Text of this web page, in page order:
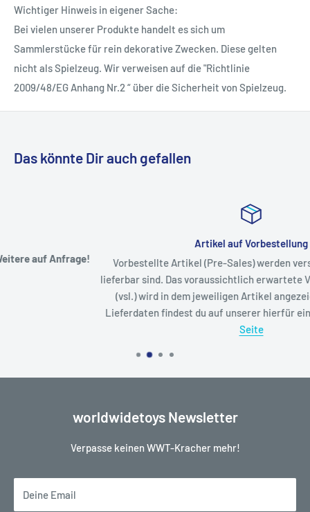
Wichtiger Hinweis in eigener Sache:
Bei vielen unserer Produkte handelt es sich um
Sammlerstücke für rein dekorative Zwecken. Diese gelten
nicht als Spielzeug. Wir verweisen auf die "Richtlinie
2009/48/EG Anhang Nr.2 “ über die Sicherheit von Spielzeug.
Das könnte Dir auch gefallen
Artikel auf Vorbestellung
Vorbestellte Artikel (Pre-Sales) werden versendet, sobald Sie
lieferbar sind. Das voraussichtlich erwartete Verfügbarkeitsdatum
(vsl.) wird in dem jeweiligen Artikel angezeigt. Eine Liste der
Lieferdaten findest du auf unserer hierfür eingerichtetenStatus
worldwidetoys Newsletter
Verpasse keinen WWT-Kracher mehr!
Deine Email